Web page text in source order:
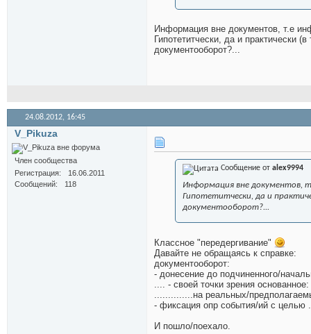
Информация вне документов, т.е
Гипотетитчески, да и практически
документооборот?...
24.08.2012, 16:45
V_Pikuza
Член сообщества
Регистрация
16.06.2011
Сообщений
118
Сообщение от alex9994
Информация вне документов,
Гипотетитчески, да и
документооборот?...
Классное "передергивание"
Давайте не обращаясь к справке:
документооборот:
- донесение до подчиненного/
.... - своей точки зрения основанное:
..............на реальных/
- фиксация опр события/ий с целью
И пошло/поехало.